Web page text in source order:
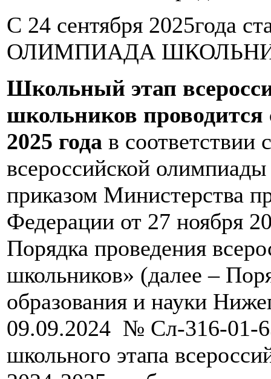
С 24 сентября 2025года
ОЛИМПИАДА
Школьный этап
школьников проводится
2025 года в соответствии
всероссийской
приказом Министерства
Федерации от 27 ноября
Порядка проведения
школьников» (далее –
образования и науки
09.09.2024 № Сл-316-01-
школьного этапа